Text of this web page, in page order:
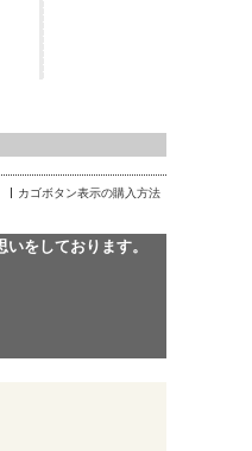
カゴボタン表示の購入方法
をしております。